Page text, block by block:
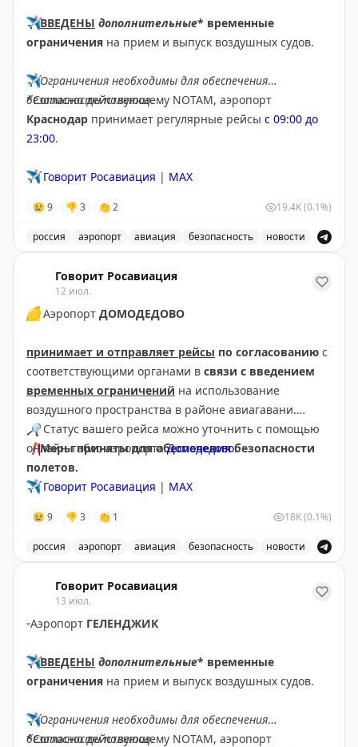
✈️ВВЕДЕНЫ дополнительные* временные
ограничения на прием и выпуск воздушных судов.
✈️Ограничения необходимы для обеспечения
безопасности полетов.
*Согласно действующему NOTAM, аэропорт
Краснодар принимает регулярные рейсы с 09:00 до
23:00.
✈️ Говорит Росавиация | MAX
😢 9 👎 3 👏 2 19.4K(0.1%)
россия аэропорт авиация безопасность новости
Говорит Росавиация
12 июл.
🟡Аэропорт ДОМОДЕДОВО
принимает и отправляет рейсы по согласованию с
соответствующими органами в связи с введением
временных ограничений на использование
воздушного пространства в районе авиагавани.
❗️Меры приняты для обеспечения безопасности
полетов.
🔎Статус вашего рейса можно уточнить с помощью
онлайн-табло аэропортаДомодедово.
✈️ Говорит Росавиация | МАХ
😢 9 👎 3 👏 1 18K(0.1%)
россия аэропорт авиация безопасность новости
Говорит Росавиация
13 июл.
▫️Аэропорт ГЕЛЕНДЖИК
✈️ВВЕДЕНЫ дополнительные* временные
ограничения на прием и выпуск воздушных судов.
✈️Ограничения необходимы для обеспечения
безопасности полетов.
*Согласно действующему NOTAM, аэропорт